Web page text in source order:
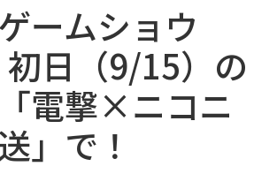
ームショウ
日（9/15）の
電撃×ニコニ
」で！